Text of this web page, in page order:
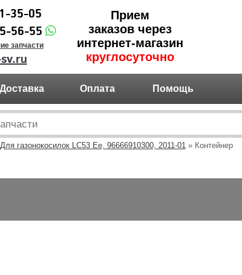
35-05
Прием
заказов через
интернет-магазин
круглосуточно
56-55
запчасти
Доставка Оплата Помощь
газонокосилок LC53 Ee, 96666910300, 2011-01» Контейнер